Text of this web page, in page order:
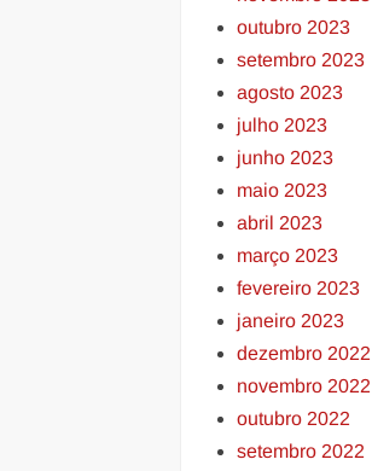
outubro 2023
setembro 2023
agosto 2023
julho 2023
junho 2023
maio 2023
abril 2023
março 2023
fevereiro 2023
janeiro 2023
dezembro 2022
novembro 2022
outubro 2022
setembro 2022